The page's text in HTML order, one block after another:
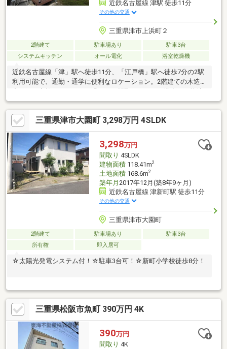
近鉄名古屋線 津駅 徒歩11分
その他の交通
三重県津市上浜町２
2階建て 駐車場あり
駐車3台
システムキッチン
オール電化 浴室乾燥機
近鉄名古屋線「津」駅へ徒歩11分、「江戸橋」駅へ徒歩7分の2駅
利用可能で、通勤・通学に便利なロケーション。2階建ての木造住
な新生活を始めてみませんか♪
三重県津市大園町 3,298万円 4SLDK
3,298万円
間取り 4SLDK
建物面積118.41m2
土地面積168.6m2
築年月 2017年12月(築8年9ヶ月)
近鉄名古屋線 津新町駅 徒歩11分
その他の交通
三重県津市大園町
2階建て 駐車場あり
駐車3台
所有権
即入居可
☆太陽光発電システム付！☆駐車3台可！☆新町小学校徒歩8分！
三重県松阪市魚町 390万円 4K
390万円
間取り 4K